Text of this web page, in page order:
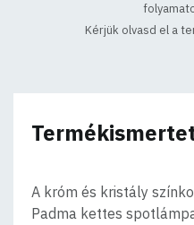
Kérjük olvasd el a
A króm és kristály
Padma kettes